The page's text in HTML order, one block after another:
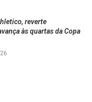
reverte
às quartas da Copa